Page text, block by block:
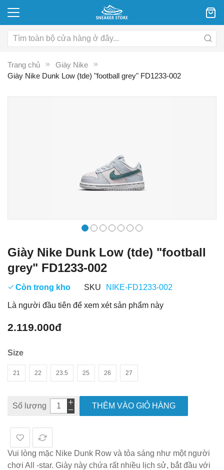
Trang chủ
Giày Nike
Giày Nike Dunk Low (tde) "football grey" FD1233-002
Giày Nike Dunk Low (tde) "football
grey" FD1233-002
Còn trong kho SKU NIKE-FD1233-002
Là người đầu tiên để xem xét sản phẩm này
2.119.000đ
Size
21 22 23.5 25 26 27
Số lượng THÊM VÀO GIỎ HÀNG
Vui lòng mặc Nike Dunk Row và tỏa sáng như một người
chơi All -star. Giày này chứa rất nhiều lịch sử, bắt đầu với